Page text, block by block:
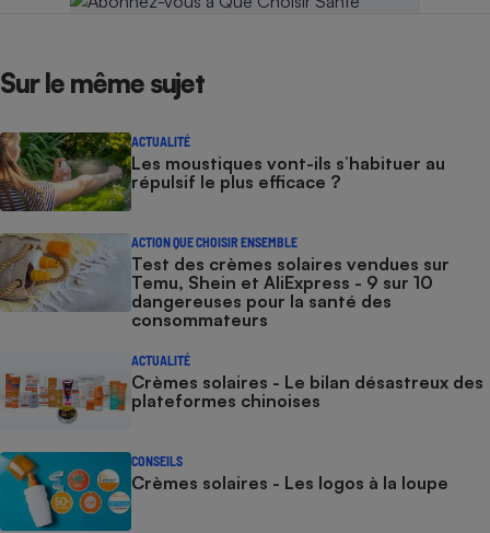
Sur le même sujet
ACTUALITÉ
Les moustiques vont-ils s’habituer au
répulsif le plus efficace ?
ACTION QUE CHOISIR ENSEMBLE
Test des crèmes solaires vendues sur
Temu, Shein et AliExpress - 9 sur 10
dangereuses pour la santé des
consommateurs
ACTUALITÉ
Crèmes solaires - Le bilan désastreux des
plateformes chinoises
CONSEILS
Crèmes solaires - Les logos à la loupe